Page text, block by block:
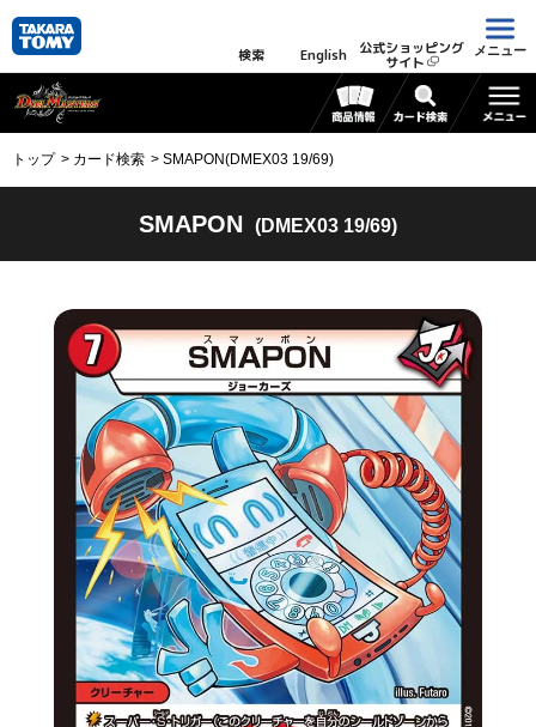
検索 English 公式ショッピング
サイト
メニュー
トップ カード検索 SMAPON(DMEX03 19/69)
SMAPON (DMEX03 19/69)